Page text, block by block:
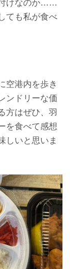
けなのか……
ても私が食べ
空港内を歩き
ンドリーな価
方はぜひ、羽
を食べて感想
しいと思いま